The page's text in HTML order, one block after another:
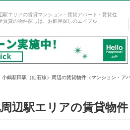
駅エリアの賃貸マンション・賃貸アパート・賃貸住
賃貸の物件探しは、お部屋探しのエイブル
小鶴新田駅（仙石線）周辺の賃貸物件（マンション・ア
辺駅エリアの賃貸物